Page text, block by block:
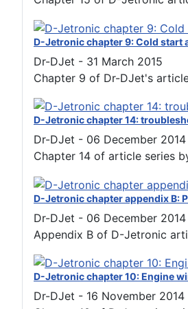
D-Jetronic chapter 9: Cold start
Dr-DJet - 31 March 2015
Chapter 9 of Dr-DJet's
D-Jetronic chapter 14:
Dr-DJet - 06 December 2014
Chapter 14 of article series
D-Jetronic chapter appendix B:
Dr-DJet - 06 December 2014
Appendix B of D-Jetronic
D-Jetronic chapter 10: Engine
Dr-DJet - 16 November 2014